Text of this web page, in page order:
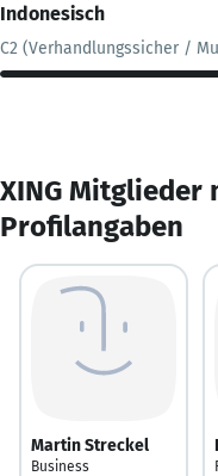
Indonesisch
C2 (Verhandlungssicher /
XING Mitglieder
Profilangaben
Martin Streckel
Business